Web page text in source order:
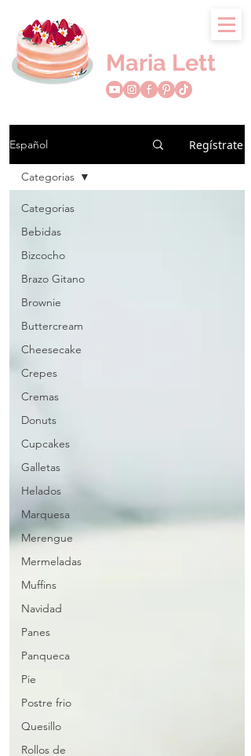
Maria Lett
Español Regístrate
Categorias
Bebidas
Bizcocho
Brazo Gitano
Brownie
Buttercream
Cheesecake
Crepes
Cremas
Donuts
Cupcakes
Galletas
Helados
Marquesa
Merengue
Mermeladas
Muffins
Navidad
Panes
Panqueca
Pie
Postre frio
Quesillo
Rollos de
Categorias